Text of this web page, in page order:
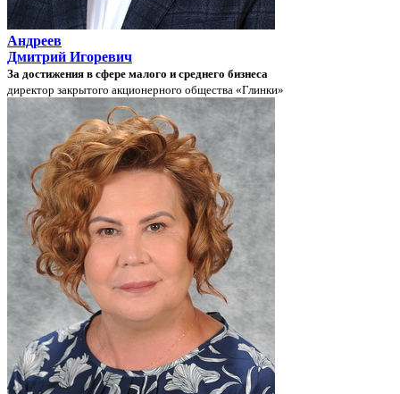
Андреев
Дмитрий Игоревич
За достижения в сфере малого и среднего бизнеса
директор закрытого акционерного общества «Глинки»